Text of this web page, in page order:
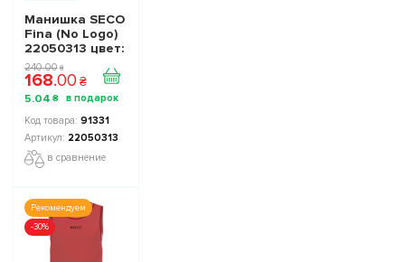
Манишка SECO
Fina (No Logo)
22050313 цвет:
серый
240.00 ₴
168.00 ₴
5.04 ₴
91331
22050313
в сравнение
Рекомендуем
-30%